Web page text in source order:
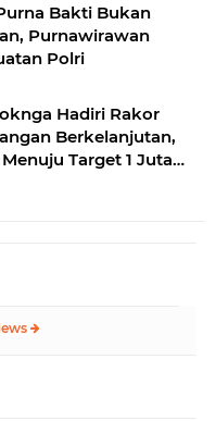
Bakti Bukan
Purnawirawan
Polri
Hadiri Rakor
Berkelanjutan,
Target 1 Juta